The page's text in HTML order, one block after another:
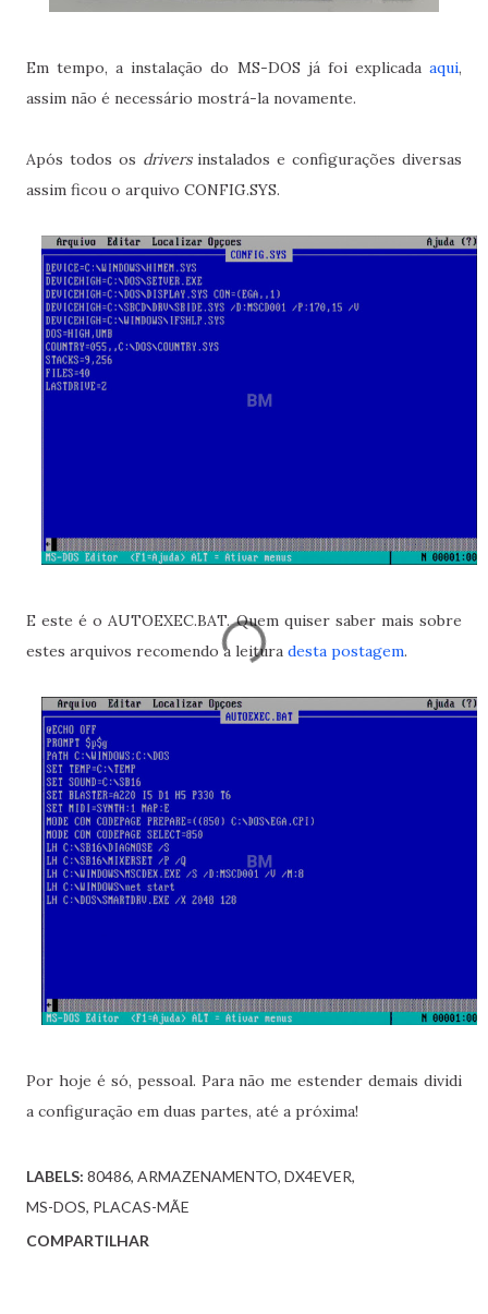
Em tempo, a instalação do MS-DOS já foi explicada aqui,
assim não é necessário mostrá-la novamente.
Após todos os driversinstalados e configurações diversas
assim ficou o arquivo CONFIG.SYS.
E este é o AUTOEXEC.BAT. Quem quiser saber mais sobre
estes arquivos recomendo a leitura desta postagem.
Por hoje é só, pessoal. Para não me estender demais dividi
a configuração em duas partes, até a próxima!
LABELS: 80486 ARMAZENAMENTO DX4EVER
MS-DOS PLACAS-MÃE
COMPARTILHAR